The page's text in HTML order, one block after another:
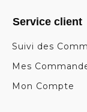
Service client
Suivi des
Mes
Mon Compte